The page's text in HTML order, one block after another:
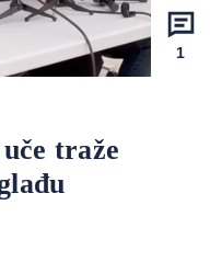
1
traže